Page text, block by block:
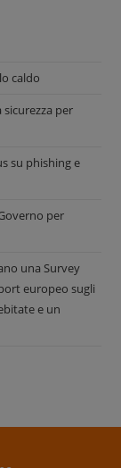
caldo
per
su phishing e
per
una Survey
europeo sugli
e un